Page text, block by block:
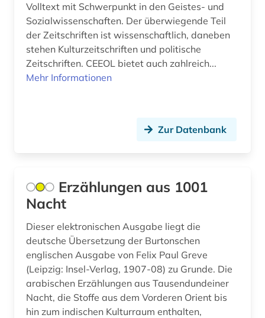
afrika amerika großbritannien sklavenhandel
lateinamerika (1)
afrikaans (1)
afrikawissenschaften (1)
afro-amerikanische literatur (1)
afroamerikaner (3)
Kroatien (13)
Lettland (6)
Liechtenstein (6)
Litauen (6)
Malta (1)
Moldawien (5)
Monaco (1)
Montenegro (6)
Niederlande (27)
Volltext mit Schwerpunkt in den Geistes- und
Sozialwissenschaften. Der überwiegende Teil
der Zeitschriften ist wissenschaftlich, daneben
stehen Kulturzeitschriften und politische
Zeitschriften. CEEOL bietet auch zahlreich...
Mehr Informationen
Zur Datenbank
Erzählungen aus 1001
Nacht
Dieser elektronischen Ausgabe liegt die
deutsche Übersetzung der Burtonschen
englischen Ausgabe von Felix Paul Greve
(Leipzig: Insel-Verlag, 1907-08) zu Grunde. Die
arabischen Erzählungen aus Tausendundeiner
Nacht, die Stoffe aus dem Vorderen Orient bis
hin zum indischen Kulturraum enthalten,